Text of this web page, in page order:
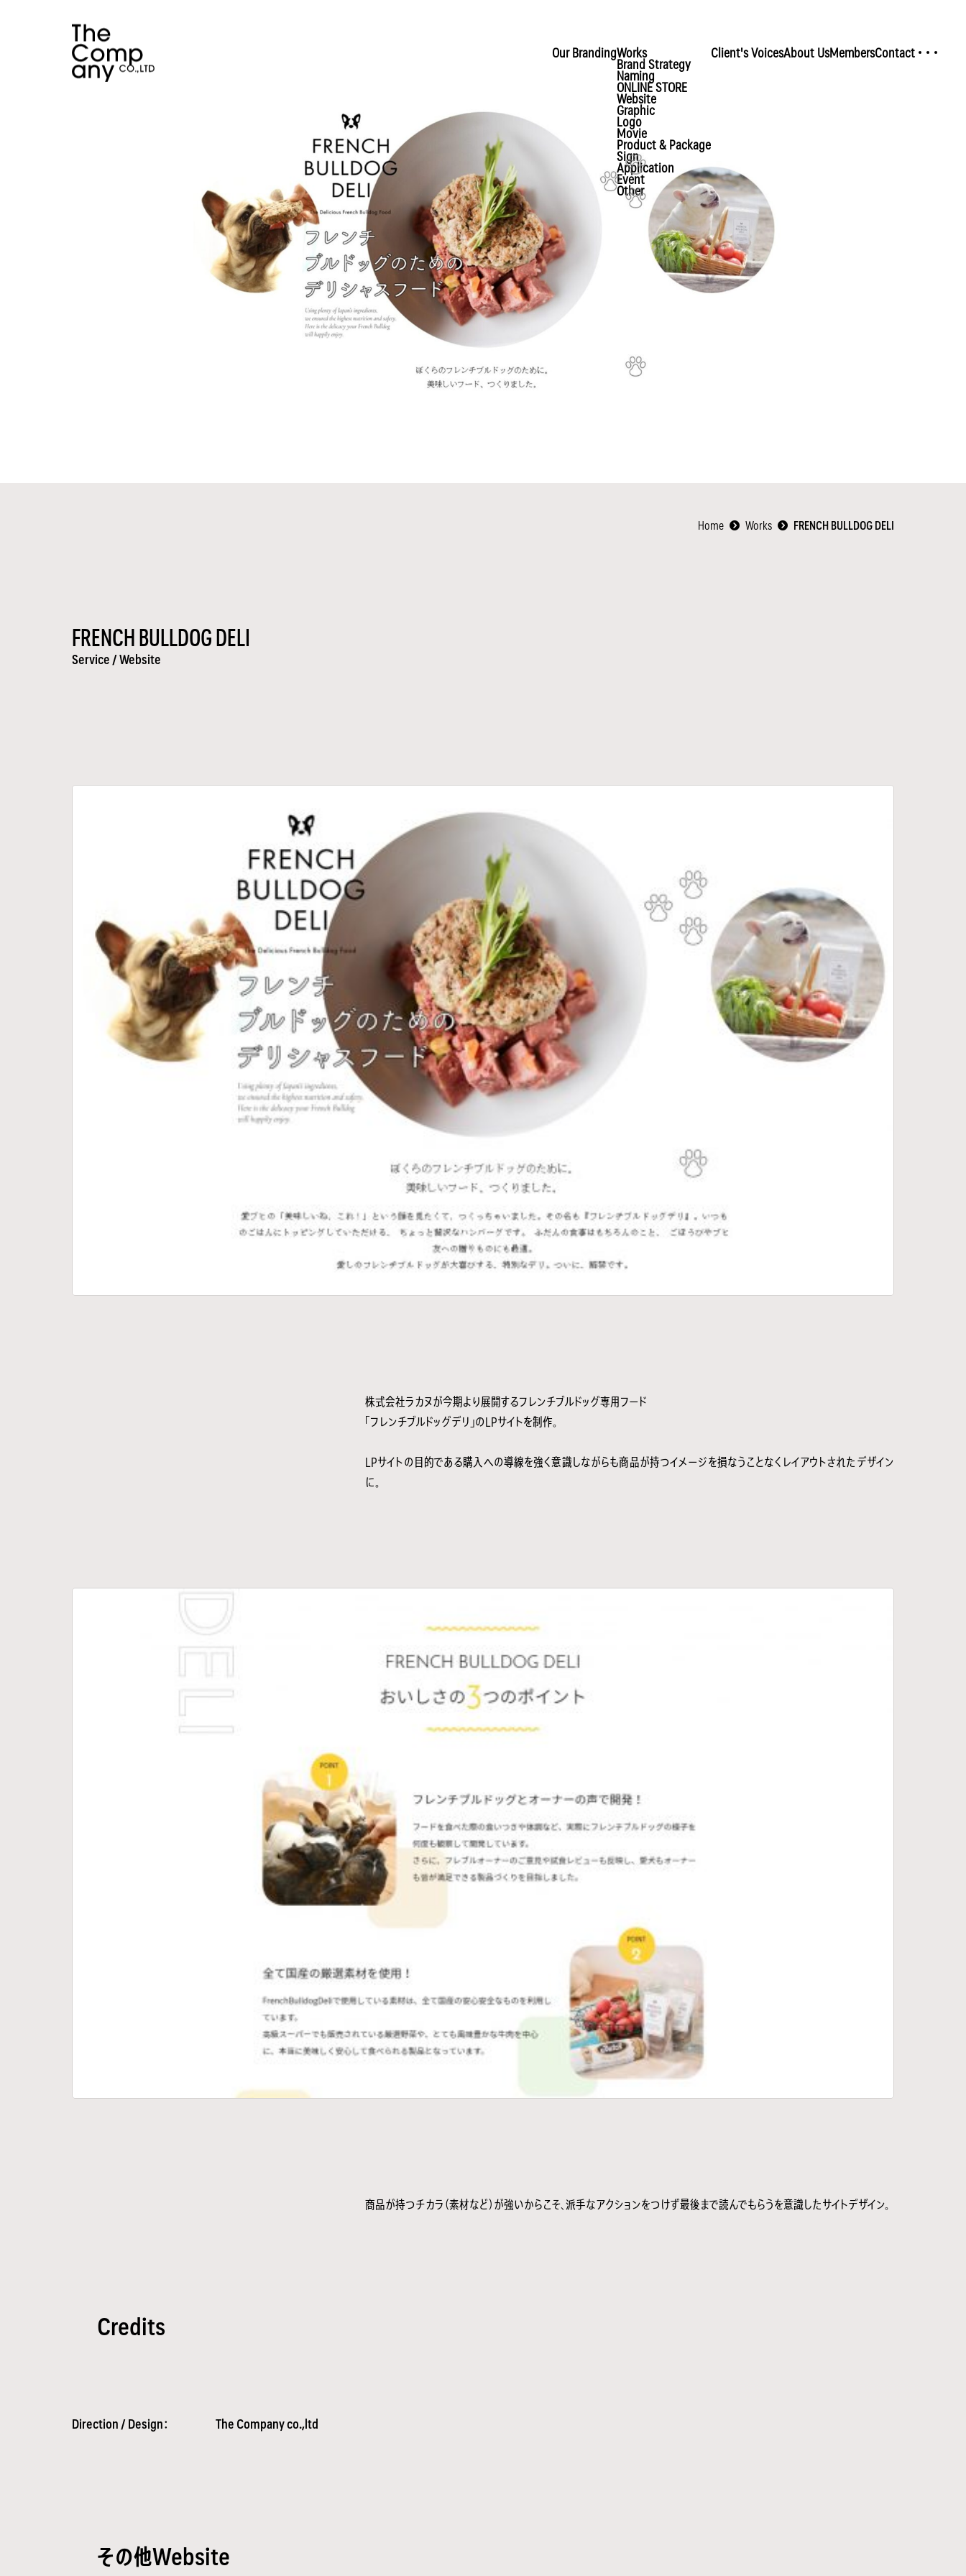
Our BrandingWorks
Brand Strategy
Naming
ONLINE STORE
Website
Graphic
Logo
Movie
Product & Package
Sign
Application
Event
Other
Client's VoicesAbout UsMembersContact Open
Home Works FRENCH BULLDOG DELI
FRENCH BULLDOG DELI
Service /Website
株式会社ラカヌが今期より展開するフレンチブルドッグ専用フード
「フレンチブルドッグデリ」のLPサイトを制作。
LPサイトの目的である購入への導線を強く意識しながらも商品が持つイメージを損なうことなくレイアウトされたデザイン
に。
商品が持つチカラ（素材など）が強いからこそ、派手なアクションをつけず最後まで読んでもらうを意識したサイトデザイン。
Credits
Direction / Design： The Company co.,ltd
その他Website